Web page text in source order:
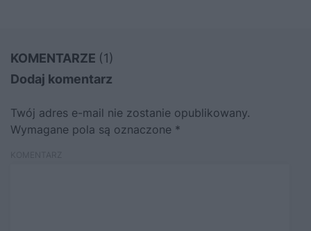
KOMENTARZE (1)
Dodaj komentarz
Twój adres e-mail nie zostanie opublikowany.
Wymagane pola są oznaczone *